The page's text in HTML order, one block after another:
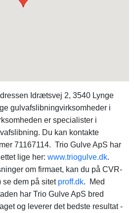
Idrætsvej 2, 3540 Lynge
gulvafslibningvirksomheder i
er specialister i
Du kan kontakte
71167114. Trio Gulve ApS har
lige her: www.triogulve.dk.
om firmaet, kan du på CVR-
se dem på sitet proff.dk. Med
har Trio Gulve ApS bred
og leverer det bedste resultat -